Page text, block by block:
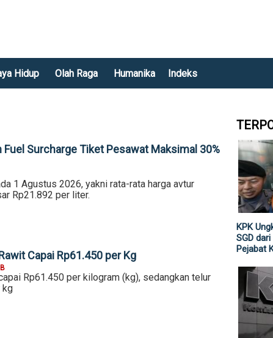
Hidup Olah Raga Humanika Indeks
Surcharge Tiket Pesawat Maksimal 30%
1 Agustus 2026, yakni rata-rata harga avtur
Rp21.892 per liter.
Capai Rp61.450 per Kg
Rp61.450 per kilogram (kg), sedangkan telur
kg
KPK
SGD
Pejabat